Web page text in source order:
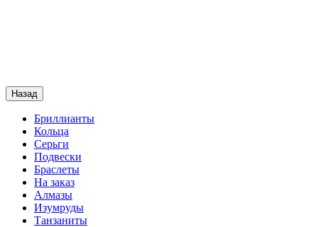
Назад
Бриллианты
Кольца
Серьги
Подвески
Браслеты
На заказ
Алмазы
Изумруды
Танзаниты